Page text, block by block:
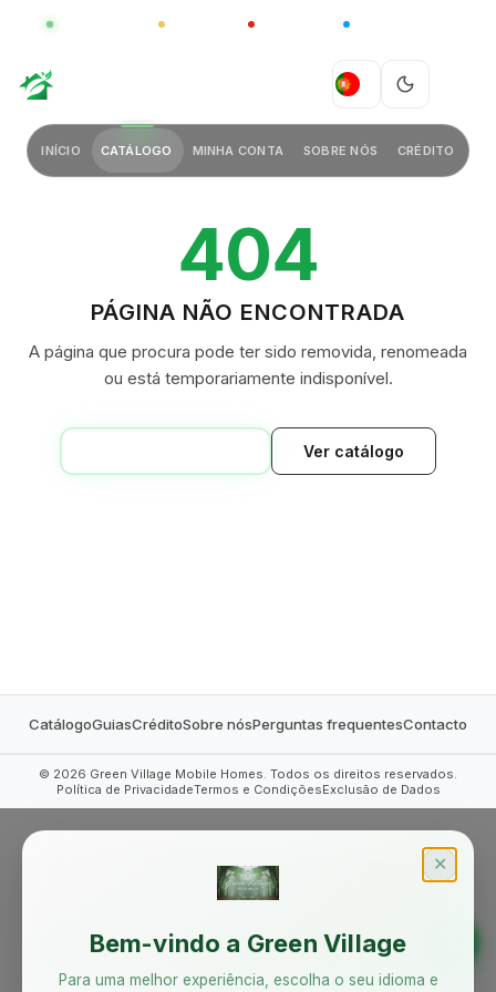
GLOBAL CHINA
PT
INÍCIO CATÁLOGO MINHA CONTA SOBRE NÓS CRÉDITO
404
PÁGINA NÃO ENCONTRADA
A página que procura pode ter sido removida, renomeada
ou está temporariamente indisponível.
Ver catálogo
CatálogoGuiasCréditoSobre nósPerguntas frequentesContacto
© 2026 Green Village Mobile Homes. Todos os direitos reservados.
Política de PrivacidadeTermos e CondiçõesExclusão de Dados
✕
Bem-vindo a Green Village
Para uma melhor experiência, escolha o seu idioma e